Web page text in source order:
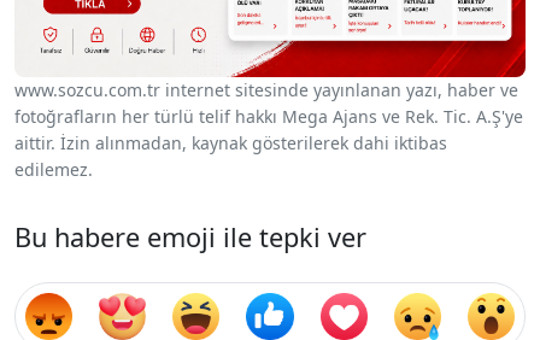
www.sozcu.com.tr internet sitesinde yayınlanan yazı, haber ve
fotoğrafların her türlü telif hakkı Mega Ajans ve Rek. Tic. A.Ş'ye
aittir. İzin alınmadan, kaynak gösterilerek dahi iktibas
edilemez.
Bu habere emoji ile tepki ver